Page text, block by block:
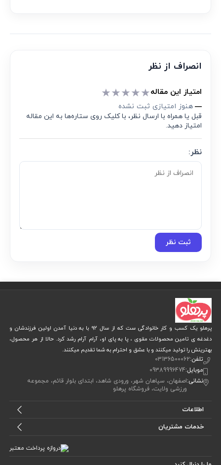
انصراف از نظر
امتیاز این مقاله★
★
★
★
★
— هنوز امتیازی ثبت نشده
قبل یا همراه با ارسال نظر، با کلیک روی ستاره‌ها به این مقاله
امتیاز دهید.
نظر:
ثبت نظر
پرهلو یک کسب و کار خانوادگی ست که از سال 92 با به دنیا آمدن اولین فرزندشان و
دغدغه ی تامین محصولات مقوی ، پا به پای او، آرام آرام رشد کرد. حالا از هر محصول،
بهترینش را تولید میکنند و با عشق و احترام به شما تقدیم میکنند.
تلفن:03136500062
موبایل:09389996474
نشانی:اصفهان، سپاهان شهر، ورودی شاهد، ابتدای بلوار قائم، مجموعه
ورزشی ولایت، فروشگاه پرهلو
اطلاعات
خدمات مشتریان